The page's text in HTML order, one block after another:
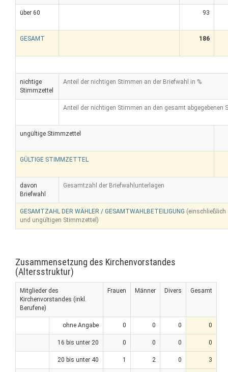
über 60 93
GESAMT 186
nichtige
Stimmzettel
Anteil der nichtigen Stimmen an der Briefwahl in %
Anteil der nichtigen Stimmen an den gesamt abgegebenen
ungültige Stimmzettel
GÜLTIGE STIMMZETTEL
davon
Briefwahl
Gesamtzahl der Briefwahlunterlagen
GESAMTZAHL DER WÄHLER / GESAMTWAHLBETEILIGUNG (einschließlich
und ungültigen Stimmzettel)
Zusammensetzung des Kirchenvorstandes
(Altersstruktur)
Mitglieder des
Kirchenvorstandes (inkl.
Berufene)
Frauen Männer Divers Gesamt
ohne Angabe 0 0 0 0
16 bis unter 20 0 0 0 0
20 bis unter 40 1 2 0 3